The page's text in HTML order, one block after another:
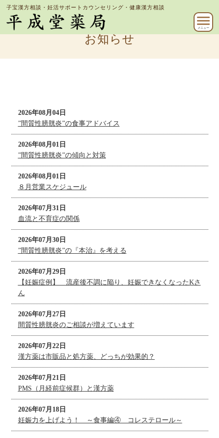
子宝漢方相談・妊活サポートカウンセリング・健康漢方相談
メニュー
お知らせ
2026年08月04日
”間質性膀胱炎”の食事アドバイス
2026年08月01日
”間質性膀胱炎”の傾向と対策
2026年08月01日
８月営業スケジュール
2026年07月31日
血流と不育症の関係
2026年07月30日
”間質性膀胱炎”の『本治』を考える
2026年07月29日
【妊娠症例】 流産後不調に陥り、妊娠できなくなったKさ
ん
2026年07月27日
間質性膀胱炎のご相談が増えています
2026年07月22日
漢方薬は市販品と処方薬、どっちが効果的？
2026年07月21日
PMS（月経前症候群）と漢方薬
2026年07月18日
妊娠力を上げよう！ ～食事編④ コレステロール～